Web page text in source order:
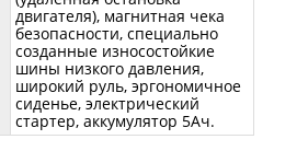
двигателя), магнитная чека
безопасности, специально
созданные износостойкие
шины низкого давления,
широкий руль, эргономичное
сиденье, электрический
стартер, аккумулятор 5Ач.